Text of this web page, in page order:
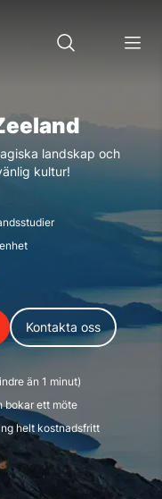
landskap och
kultur!
Kontakta oss
än 1 minut)
bokar ett möte
helt kostnadsfritt